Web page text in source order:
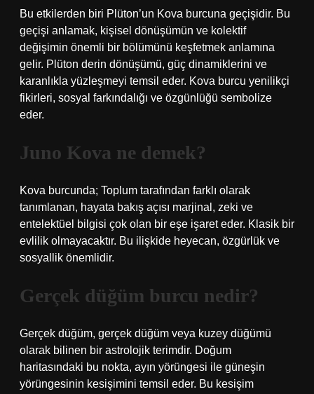
Bu etkilerden biri Plüton’un Kova burcuna geçişidir. Bu
geçişi anlamak, kişisel dönüşümün ve kolektif
değişimin önemli bir bölümünü keşfetmek anlamına
gelir. Plüton derin dönüşümü, güç dinamiklerini ve
karanlıkla yüzleşmeyi temsil eder. Kova burcu yenilikçi
fikirleri, sosyal farkındalığı ve özgünlüğü sembolize
eder.
Juno Kova ne demek?
Kova burcunda; Toplum tarafından farklı olarak
tanımlanan, hayata bakış açısı marjinal, zeki ve
entelektüel bilgisi çok olan bir eşe işaret eder. Klasik bir
evlilik olmayacaktır. Bu ilişkide heyecan, özgürlük ve
sosyallik önemlidir.
Gerçek düğüm burcu nedir?
Gerçek düğüm, gerçek düğüm veya kuzey düğümü
olarak bilinen bir astrolojik terimdir. Doğum
haritasındaki bu nokta, ayın yörüngesi ile güneşin
yörüngesinin kesişimini temsil eder. Bu kesişim